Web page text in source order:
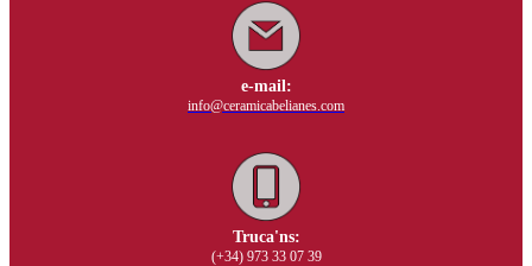
e-mail:
info@ceramicabelianes.com
Truca'ns:
(+34) 973 33 07 39